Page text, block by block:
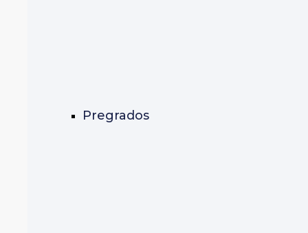
Pregrados